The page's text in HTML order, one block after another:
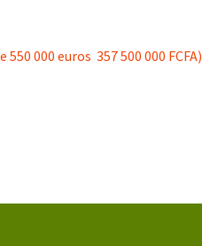
000 euros 357 500 000 FCFA)